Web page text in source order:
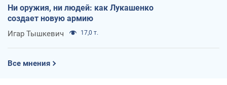
Ни оружия, ни людей: как Лукашенко
создает новую армию
Игар Тышкевич 17,0 т.
Все мнения